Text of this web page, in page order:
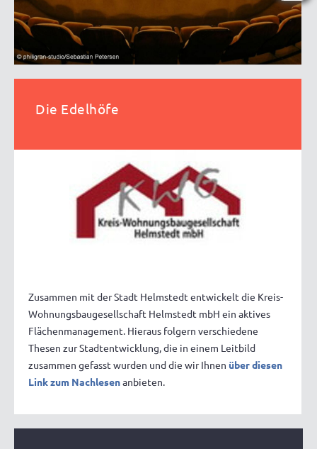
Die Edelhöfe
Zusammen mit der Stadt Helmstedt entwickelt die Kreis-
Wohnungsbaugesellschaft Helmstedt mbH ein aktives
Flächenmanagement. Hieraus folgern verschiedene
Thesen zur Stadtentwicklung, die in einem Leitbild
zusammen gefasst wurden und die wir Ihnen über diesen
Link zum Nachlesenanbieten.